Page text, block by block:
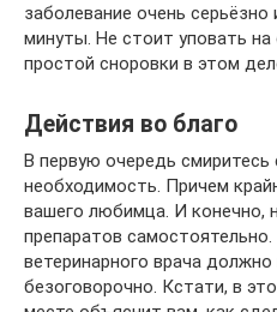
заболевание очень
минуты. Не стоит уповать
простой сноровки в этом
Действия во благо
В первую очередь
необходимость. Причем
вашего любимца. И конечно,
препаратов
ветеринарного врача
безоговорочно. Кстати, в